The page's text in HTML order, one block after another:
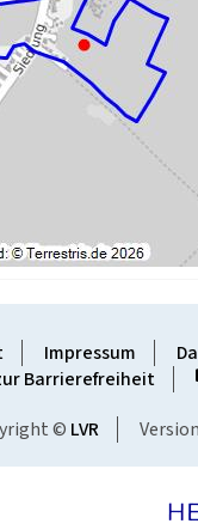
Impressum
Barrierefreiheit
© LVR